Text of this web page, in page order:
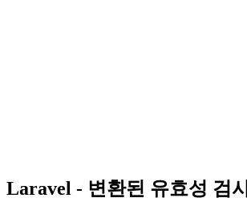
Laravel - 변환된 유효성 검